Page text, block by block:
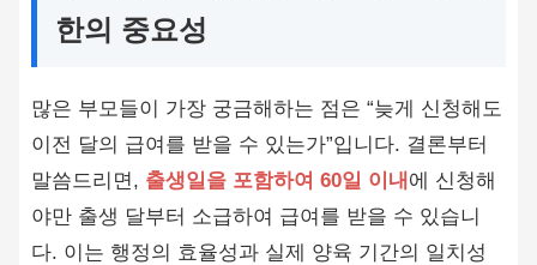
한의 중요성
많은 부모들이 가장 궁금해하는 점은 “늦게 신청해도
이전 달의 급여를 받을 수 있는가”입니다. 결론부터
말씀드리면, 출생일을 포함하여 60일 이내 에 신청해
야만 출생 달부터 소급하여 급여를 받을 수 있습니
다. 이는 행정의 효율성과 실제 양육 기간의 일치성